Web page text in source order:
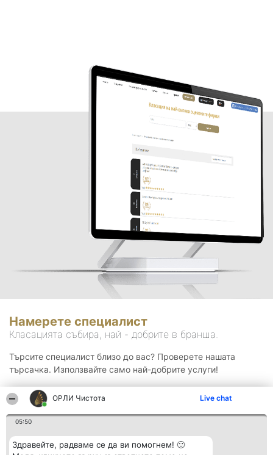
ОРЛИ Чистота Live chat
05:50
Здравейте, радваме се да ви помогнем! 🙂
Намерете специалист
Класацията събира, най - добрите в бранша.
Търсите специалист близо до вас? Проверете нашата
търсачка. Използвайте само най-добрите услуги!